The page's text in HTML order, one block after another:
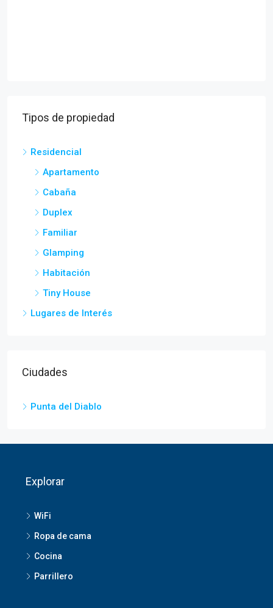
Tipos de propiedad
Residencial
Apartamento
Cabaña
Duplex
Familiar
Glamping
Habitación
Tiny House
Lugares de Interés
Ciudades
Punta del Diablo
Explorar
WiFi
Ropa de cama
Cocina
Parrillero